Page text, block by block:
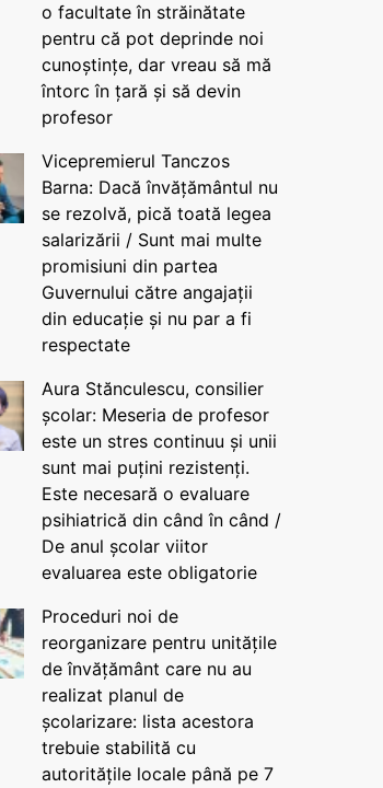
o facultate în străinătate
pentru că pot deprinde noi
cunoștințe, dar vreau să mă
întorc în țară și să devin
profesor
Vicepremierul Tanczos
Barna: Dacă învățământul nu
se rezolvă, pică toată legea
salarizării / Sunt mai multe
promisiuni din partea
Guvernului către angajații
din educație și nu par a fi
respectate
Aura Stănculescu, consilier
școlar: Meseria de profesor
este un stres continuu și unii
sunt mai puțini rezistenți.
Este necesară o evaluare
psihiatrică din când în când /
De anul școlar viitor
evaluarea este obligatorie
Proceduri noi de
reorganizare pentru unitățile
de învățământ care nu au
realizat planul de
școlarizare: lista acestora
trebuie stabilită cu
autoritățile locale până pe 7